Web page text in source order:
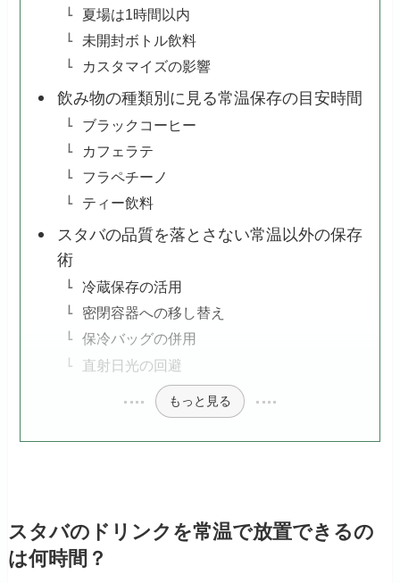
夏場は1時間以内
未開封ボトル飲料
カスタマイズの影響
飲み物の種類別に見る常温保存の目安時間
ブラックコーヒー
カフェラテ
フラペチーノ
ティー飲料
スタバの品質を落とさない常温以外の保存
術
冷蔵保存の活用
密閉容器への移し替え
保冷バッグの併用
直射日光の回避
もっと見る
スタバのドリンクを常温で放置できるの
は何時間？